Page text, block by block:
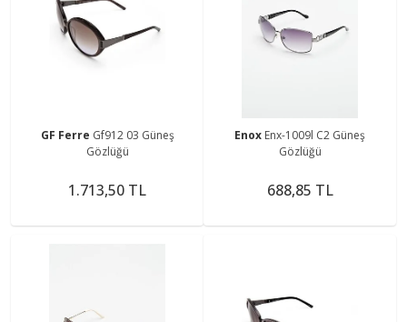
GF Ferre Gf912 03 Güneş
Gözlüğü
1.713,50 TL
Enox Enx-1009l C2 Güneş
Gözlüğü
688,85 TL